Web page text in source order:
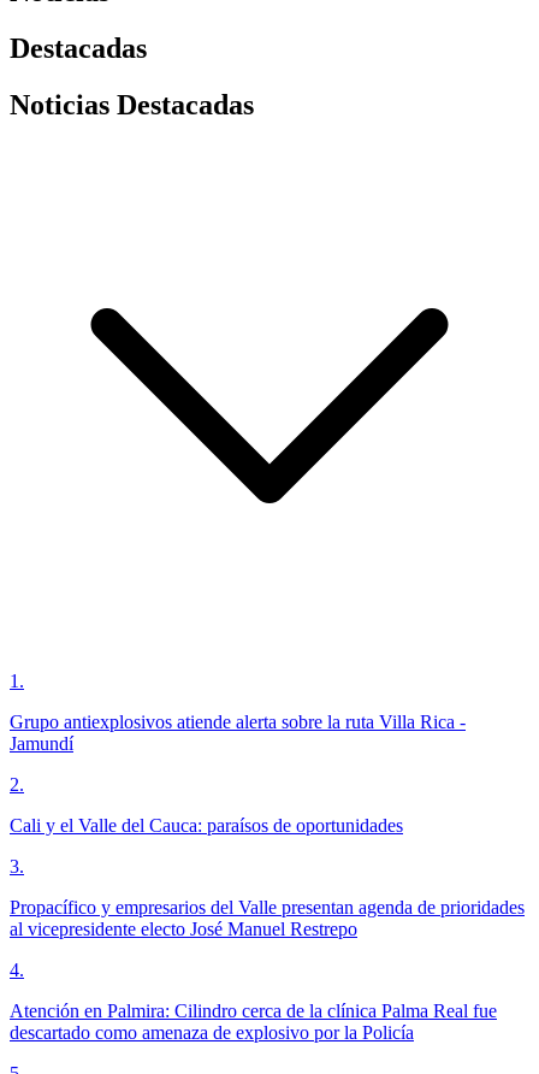
Destacadas
Noticias Destacadas
1 .
Grupo antiexplosivos atiende alerta sobre la ruta Villa Rica -
Jamundí
2.
Cali y el Valle del Cauca: paraísos de oportunidades
3.
Propacífico y empresarios del Valle presentan agenda de prioridades
al vicepresidente electo José Manuel Restrepo
4.
Atención en Palmira: Cilindro cerca de la clínica Palma Real fue
descartado como amenaza de explosivo por la Policía